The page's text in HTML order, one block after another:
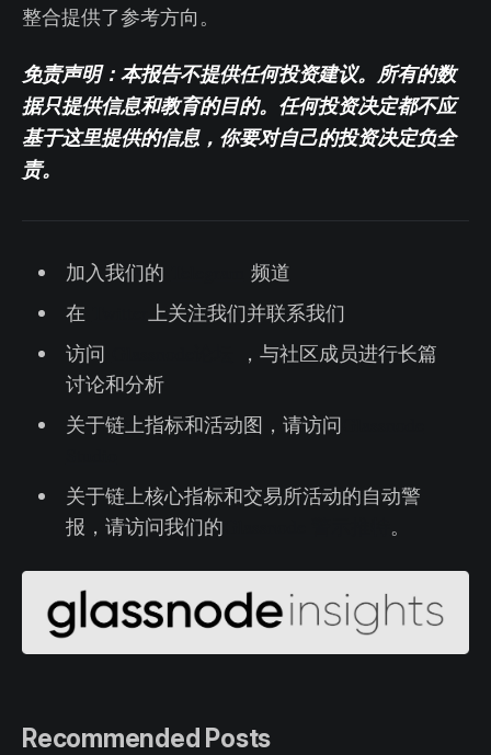
整合提供了参考方向。
免责声明：本报告不提供任何投资建议。所有的数
据只提供信息和教育的目的。任何投资决定都不应
基于这里提供的信息，你要对自己的投资决定负全
责。
加入我们的
频道
在
上关注我们并联系我们
访问
，与社区成员进行长篇
讨论和分析
关于链上指标和活动图，请访问
关于链上核心指标和交易所活动的自动警
报，请访问我们的
。
Recommended Posts